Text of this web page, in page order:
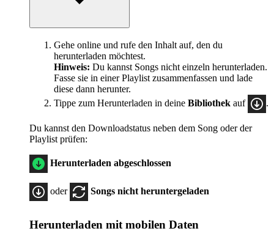
Gehe online und rufe den Inhalt auf, den du
herunterladen möchtest.
Hinweis: Du kannst Songs nicht einzeln herunterladen.
Fasse sie in einer Playlist zusammenfassen und lade
diese dann herunter.
Tippe zum Herunterladen in deine Bibliothek auf .
Du kannst den Downloadstatus neben dem Song oder der
Playlist prüfen:
Herunterladen abgeschlossen
oder Songs nicht heruntergeladen
Herunterladen mit mobilen Daten